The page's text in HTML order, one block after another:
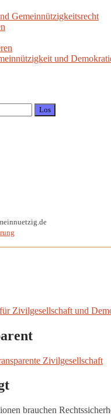
Gemeinnützigkeitsrecht
und
brauchen